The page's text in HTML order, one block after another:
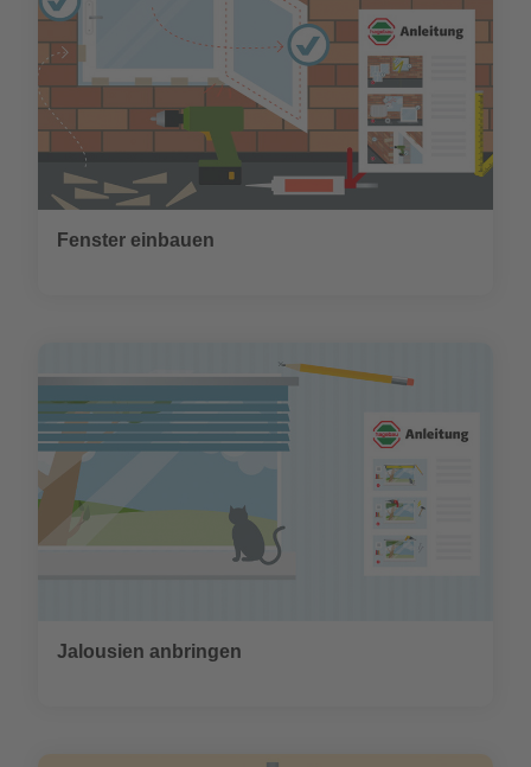
Fenster einbauen
Jalousien anbringen